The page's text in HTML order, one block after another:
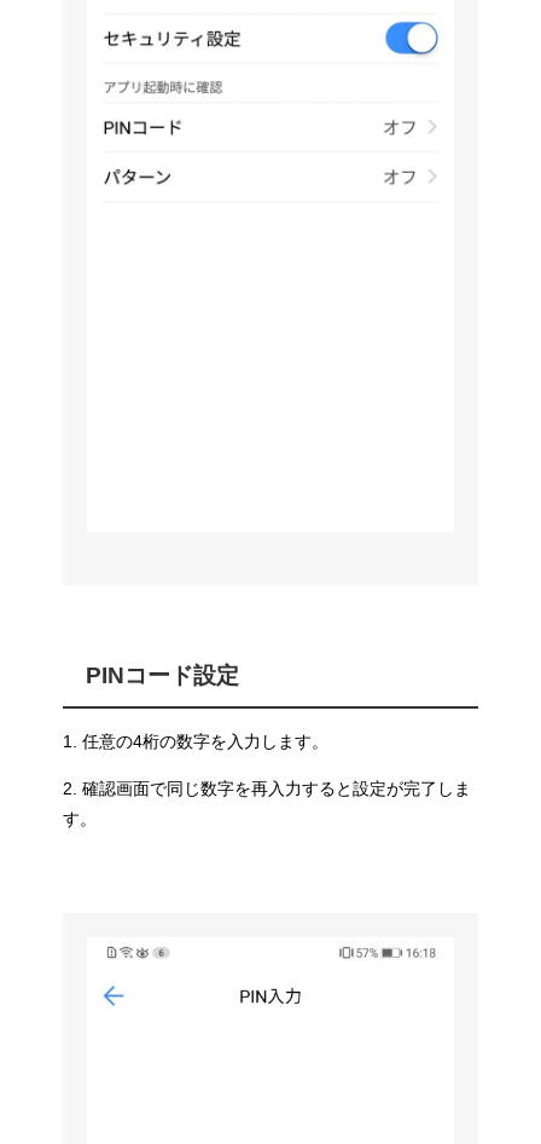
PINコード設定
1. 任意の4桁の数字を入力します。
2. 確認画面で同じ数字を再入力すると設定が完了しま
す。